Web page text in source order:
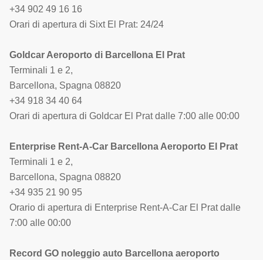
+34 902 49 16 16
Orari di apertura di Sixt El Prat: 24/24
Goldcar Aeroporto di Barcellona El Prat
Terminali 1 e 2,
Barcellona, Spagna 08820
+34 918 34 40 64
Orari di apertura di Goldcar El Prat dalle 7:00 alle 00:00
Enterprise Rent-A-Car Barcellona Aeroporto El Prat
Terminali 1 e 2,
Barcellona, Spagna 08820
+34 935 21 90 95
Orario di apertura di Enterprise Rent-A-Car El Prat dalle
7:00 alle 00:00
Record GO noleggio auto Barcellona aeroporto